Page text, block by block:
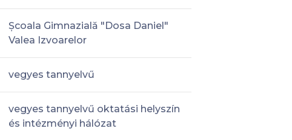
Școala Gimnazială "Dosa Daniel"
Valea Izvoarelor
vegyes tannyelvű
vegyes tannyelvű oktatási helyszín
és intézményi hálózat